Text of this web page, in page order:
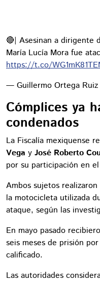
🔴| Asesinan a dirigente
María Lucía Mora fue
https://t.co/
— Guillermo Ortega Ruiz
Cómplices ya
condenados
La Fiscalía mexiquense
Vega y José Roberto
por su participación en
Ambos sujetos
la motocicleta utilizada
ataque, según las
En mayo pasado
seis meses de prisión
calificado.
Las autoridades